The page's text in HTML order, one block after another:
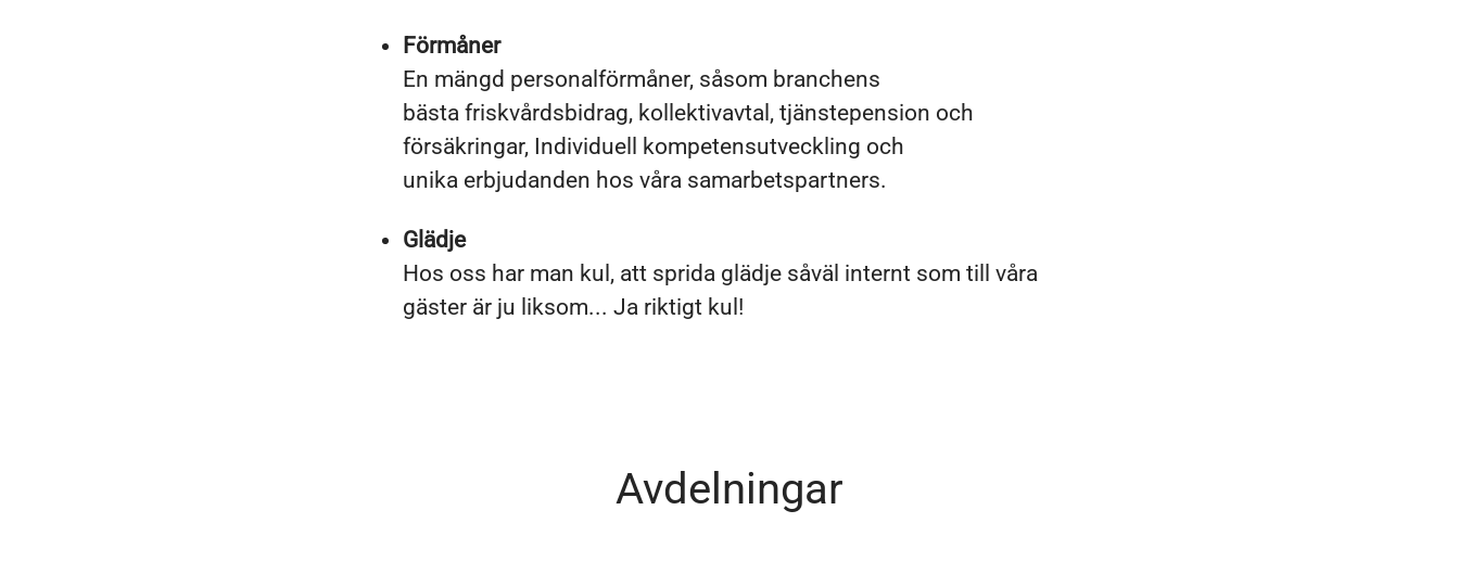
Förmåner
En mängd personalförmåner, såsom branchens
bästa friskvårdsbidrag, kollektivavtal, tjänstepension och
försäkringar, Individuell kompetensutveckling och
unika erbjudanden hos våra samarbetspartners.
Glädje
Hos oss har man kul, att sprida glädje såväl internt som till våra
gäster är ju liksom... Ja riktigt kul!
Avdelningar